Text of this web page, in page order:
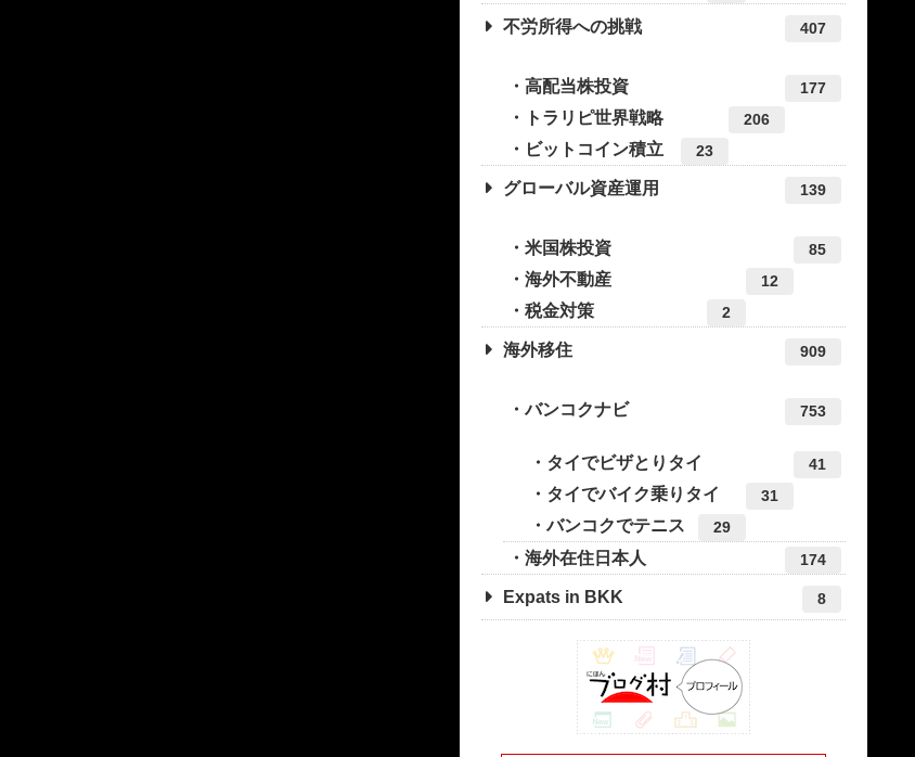
不労所得への挑戦 407
高配当株投資 177
トラリピ世界戦略 206
ビットコイン積立 23
グローバル資産運用 139
米国株投資 85
海外不動産 12
税金対策 2
海外移住 909
バンコクナビ 753
タイでビザとりタイ 41
タイでバイク乗りタイ 31
バンコクでテニス 29
海外在住日本人 174
Expats in BKK 8